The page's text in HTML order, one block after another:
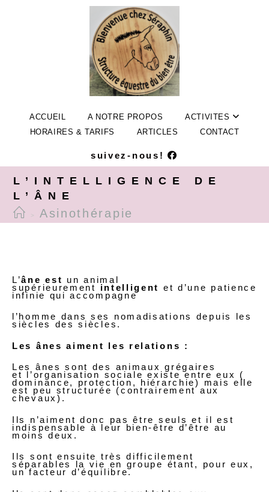
ACCUEIL A NOTRE PROPOS
ACTIVITES
HORAIRES & TARIFS
ARTICLES CONTACT
suivez-nous!
L’INTELLIGENCE DE
L’ÂNE
> Asinothérapie
L’âne est un animal
supérieurement intelligent et d’une patience
infinie qui accompagne
l’homme dans ses nomadisations depuis les
siècles des siècles.
Les ânes aiment les relations :
Les ânes sont des animaux grégaires
et l’organisation sociale existe entre eux (
dominance, protection, hiérarchie) mais elle
est peu structurée (contrairement aux
chevaux).
Ils n’aiment donc pas être seuls et il est
indispensable à leur bien-être d’être au
moins deux.
Ils sont ensuite très difficilement
séparables la vie en groupe étant, pour eux,
un facteur d’équilibre.